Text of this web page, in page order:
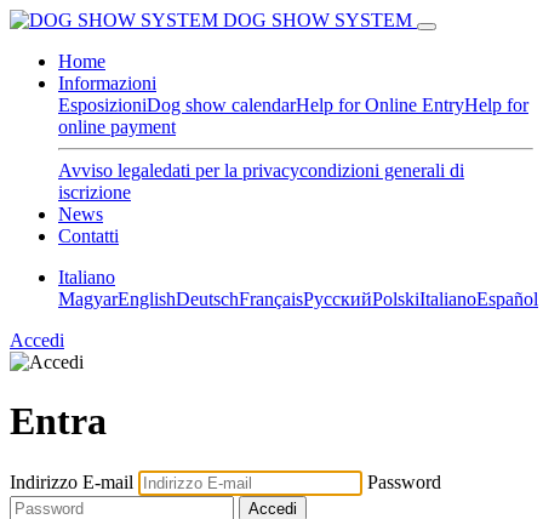
DOG SHOW SYSTEM
Home
Informazioni
EsposizioniDog show calendarHelp for Online EntryHelp for
online payment
Avviso legaledati per la privacycondizioni generali di
iscrizione
News
Contatti
Italiano
MagyarEnglishDeutschFrançaisPусскийPolskiItalianoEspañol
Accedi
Entra
Indirizzo E-mail Password